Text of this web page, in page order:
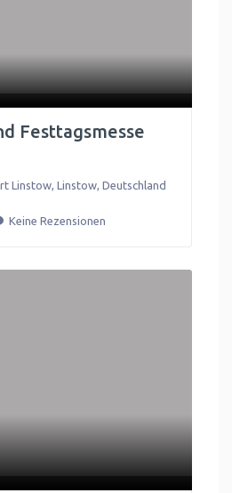
Festtagsmesse
Linstow, Linstow, Deutschland
Keine Rezensionen